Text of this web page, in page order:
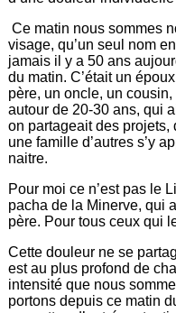
Ce matin nous sommes
visage, qu’un seul nom
jamais il y a 50 ans
du matin. C’était un
père, un oncle, un
autour de 20-30 ans, qui
on partageait des
une famille d’autres s’y
naitre.
Pour moi ce n’est pas le
pacha de la Minerve, qui
père. Pour tous ceux qui
Cette douleur ne se
est au plus profond de
intensité que nous
portons depuis ce matin